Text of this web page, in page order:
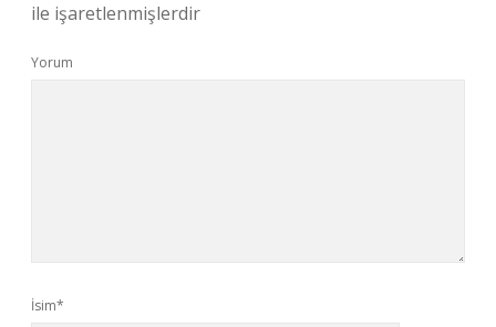
ile işaretlenmişlerdir
Yorum
İsim*